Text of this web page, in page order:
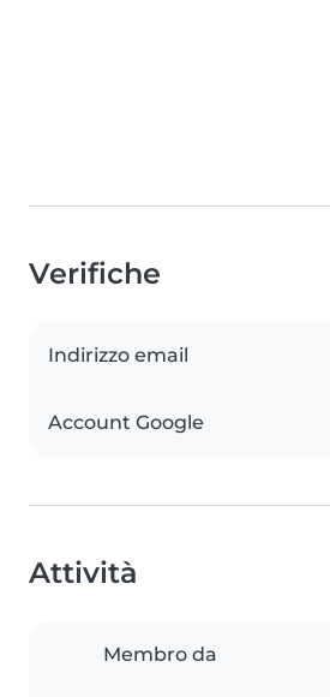
Verifiche
Indirizzo email
Account Google
Attività
Membro da